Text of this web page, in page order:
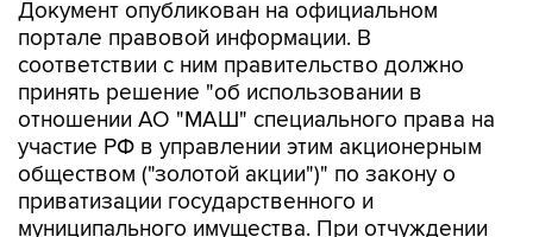
соответствии с ним правительство должно
принять решение "об использовании в
отношении АО "МАШ" специального права на
участие РФ в управлении этим акционерным
обществом ("золотой акции")" по закону о
приватизации государственного и
муниципального имущества. При отчуждении
акций МАШ указ обязывает предусмотреть